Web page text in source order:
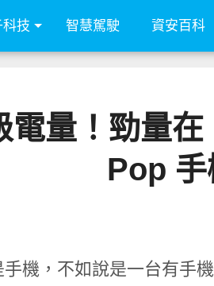
技 智慧駕駛 資安百科
電量！勁量
Pop 手
手機，不如說是一台有手